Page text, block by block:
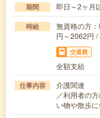
期間 即日～2ヶ月
時給
無資格の方
円～2062円
交通費
全額支給
仕事内容
介護関連
／利用者の
い物や散歩